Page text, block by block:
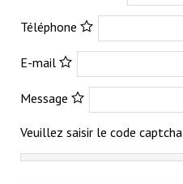
Téléphone
E-mail
Message
Veuillez saisir le code captcha